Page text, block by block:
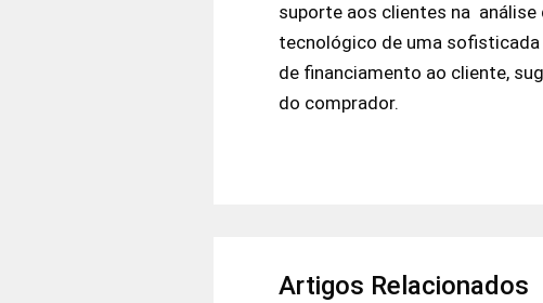
suporte aos clientes na
tecnológico de uma
de financiamento ao cliente,
do comprador.
Artigos Relacionados